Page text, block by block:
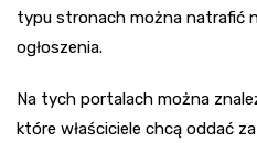
typu stronach można natrafić
ogłoszenia.
Na tych portalach można
które właściciele chcą oddać